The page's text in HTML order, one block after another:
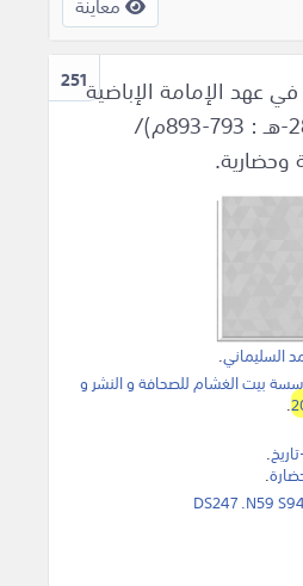
251عهد الإمامة الإباضية
الثانية(177-28-هـ : 793-893م)/
وحضارية.
السليماني.
بيت الغشام للصحافة و النشر و
.
.
.
DS247 .N59 S94